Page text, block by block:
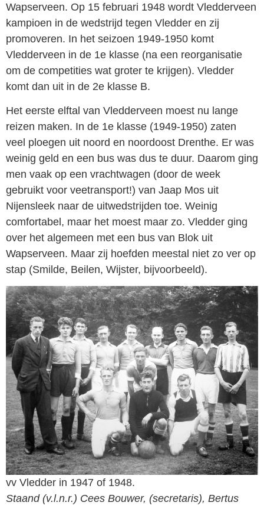
Wapserveen. Op 15 februari 1948 wordt Vledderveen
kampioen in de wedstrijd tegen Vledder en zij
promoveren. In het seizoen 1949-1950 komt
Vledderveen in de 1e klasse (na een reorganisatie
om de competities wat groter te krijgen). Vledder
komt dan uit in de 2e klasse B.
Het eerste elftal van Vledderveen moest nu lange
reizen maken. In de 1e klasse (1949-1950) zaten
veel ploegen uit noord en noordoost Drenthe. Er was
weinig geld en een bus was dus te duur. Daarom ging
men vaak op een vrachtwagen (door de week
gebruikt voor veetransport!) van Jaap Mos uit
Nijensleek naar de uitwedstrijden toe. Weinig
comfortabel, maar het moest maar zo. Vledder ging
over het algemeen met een bus van Blok uit
Wapserveen. Maar zij hoefden meestal niet zo ver op
stap (Smilde, Beilen, Wijster, bijvoorbeeld).
vv Vledder in 1947 of 1948.
Staand (v.l.n.r.) Cees Bouwer, (secretaris), Bertus